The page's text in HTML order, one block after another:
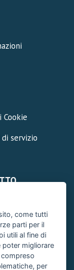
servizio
Ticket
come tutti
parti per il
utili al fine di
poter migliorare
per